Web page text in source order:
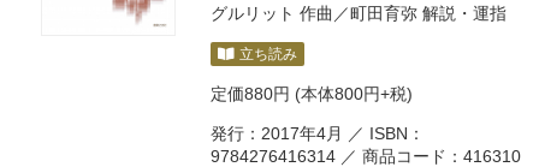
グルリット 作曲／町田育弥 解説・運指
立ち読み
定価880円 (本体800円+税)
発行：2017年4月 ／ ISBN：
9784276416314 ／ 商品コード：416310